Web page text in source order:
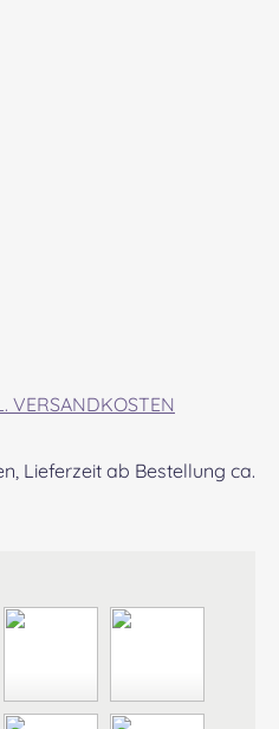
VERSANDKOSTEN
Lieferzeit ab Bestellung ca.
MODERN
AGNEW ANCIENTANDERSON